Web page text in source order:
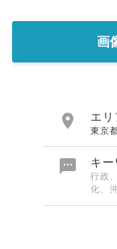
画
 エリ
東京
 キー
行政
化、